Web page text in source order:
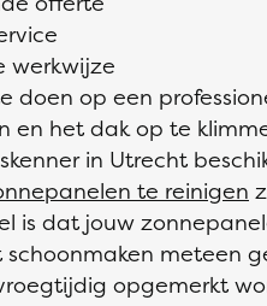
werkwijze
doen op een
en het dak op te
in Utrecht
te reinigen
is dat jouw
meteen
opgemerkt